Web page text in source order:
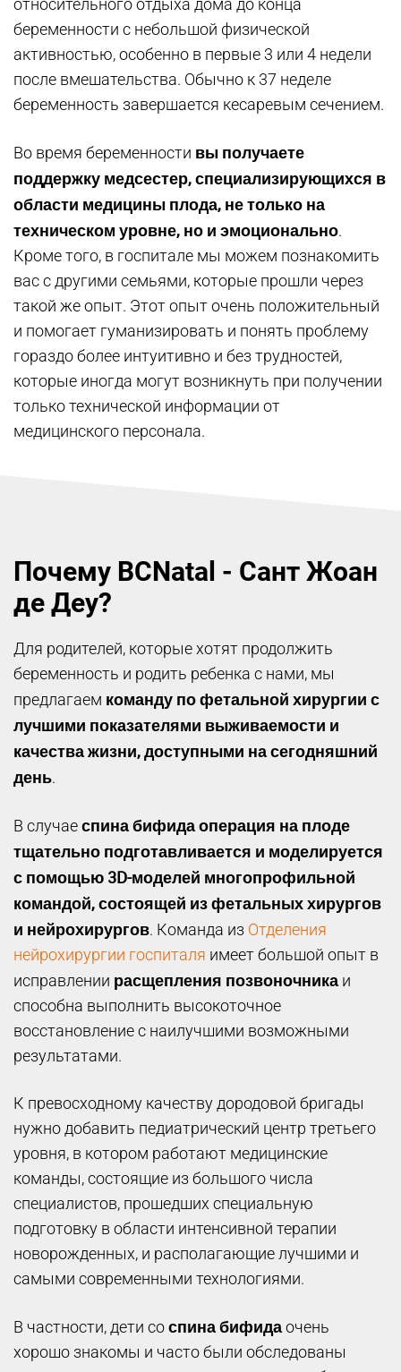
относительного отдыха дома до конца
беременности с небольшой физической
активностью, особенно в первые 3 или 4 недели
после вмешательства. Обычно к 37 неделе
беременность завершается кесаревым сечением.
Во время беременности вы получаете
поддержку медсестер, специализирующихся в
области медицины плода, не только на
техническом уровне, но и эмоционально.
Кроме того, в госпитале мы можем познакомить
вас с другими семьями, которые прошли через
такой же опыт. Этот опыт очень положительный
и помогает гуманизировать и понять проблему
гораздо более интуитивно и без трудностей,
которые иногда могут возникнуть при получении
только технической информации от
медицинского персонала.
Почему BCNatal - Сант Жоан
де Деу?
Для родителей, которые хотят продолжить
беременность и родить ребенка с нами, мы
предлагаем команду по фетальной хирургии с
лучшими показателями выживаемости и
качества жизни, доступными на сегодняшний
день.
В случаеспина бифидаоперация на плоде
тщательно подготавливается и моделируется
с помощью 3D-моделей многопрофильной
командой, состоящей из фетальных хирургов
и нейрохирургов. Команда из Отделения
нейрохирургии госпиталя имеет большой опыт в
исправлении расщепления позвоночника и
способна выполнить высокоточное
восстановление с наилучшими возможными
результатами.
К превосходному качеству дородовой бригады
нужно добавить педиатрический центр третьего
уровня, в котором работают медицинские
команды, состоящие из большого числа
специалистов, прошедших специальную
подготовку в области интенсивной терапии
новорожденных, и располагающие лучшими и
самыми современными технологиями.
В частности, дети соспина бифидаочень
хорошо знакомы и часто были обследованы